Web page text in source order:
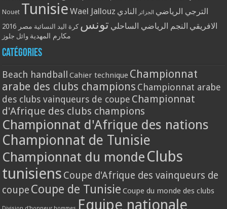
Nouet Tunisie Wael Jallouz الترجي الرياضي الجزائر النادي
الافريقي النجم الرياضي الساحلي تونس كرة اليد النسائية مصر 2016
مكارم المهدية وائل جلوز
Catégories
Beach handball Cahier technique Championnat
arabe des clubs champions Championnat arabe
des clubs vainqueurs de coupe Championnat
d'Afrique des clubs champions
Championnat d'Afrique des nations
Championnat de Tunisie
Championnat du monde Clubs
tunisiens Coupe d'Afrique des vainqueurs de
coupe Coupe de Tunisie Coupe du monde des clubs
Equipe nationale